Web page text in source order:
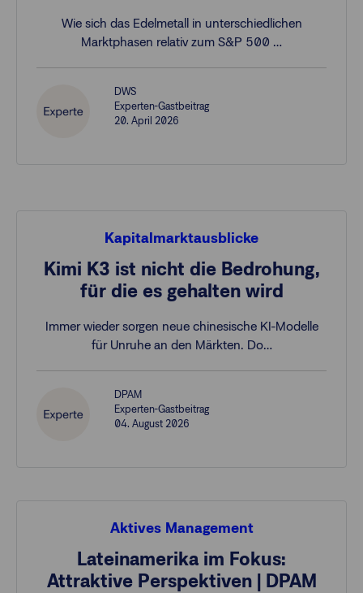
Wie sich das Edelmetall in unterschiedlichen
Marktphasen relativ zum S&P 500 …
DWS
Experten-Gastbeitrag
20. April 2026
Kapitalmarktausblicke
Kimi K3 ist nicht die Bedrohung,
für die es gehalten wird
Immer wieder sorgen neue chinesische KI-Modelle
für Unruhe an den Märkten. Do…
DPAM
Experten-Gastbeitrag
04. August 2026
Aktives Management
Lateinamerika im Fokus:
Attraktive Perspektiven | DPAM